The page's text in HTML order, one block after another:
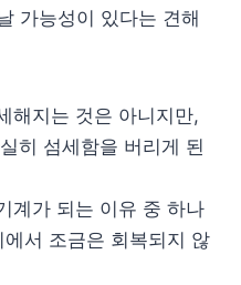
가능성이 있다는 견해
해지는 것은 아니지만,
히 섬세함을 버리게 된
계가 되는 이유 중 하나
서 조금은 회복되지 않